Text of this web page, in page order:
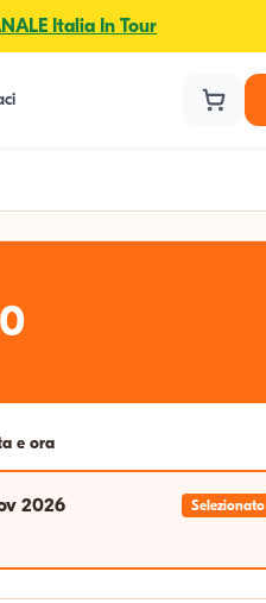
Italia In Tour
e ora
2026
Selezionato